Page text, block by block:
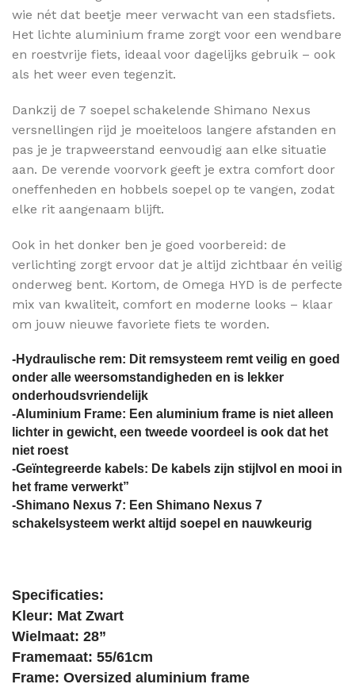
wie nét dat beetje meer verwacht van een stadsfiets.
Het lichte aluminium frame zorgt voor een wendbare
en roestvrije fiets, ideaal voor dagelijks gebruik – ook
als het weer even tegenzit.
Dankzij de 7 soepel schakelende Shimano Nexus
versnellingen rijd je moeiteloos langere afstanden en
pas je je trapweerstand eenvoudig aan elke situatie
aan. De verende voorvork geeft je extra comfort door
oneffenheden en hobbels soepel op te vangen, zodat
elke rit aangenaam blijft.
Ook in het donker ben je goed voorbereid: de
verlichting zorgt ervoor dat je altijd zichtbaar én veilig
onderweg bent. Kortom, de Omega HYD is de perfecte
mix van kwaliteit, comfort en moderne looks – klaar
om jouw nieuwe favoriete fiets te worden.
-Hydraulische rem: Dit remsysteem remt veilig en goed
onder alle weersomstandigheden en is lekker
onderhoudsvriendelijk
-Aluminium Frame: Een aluminium frame is niet alleen
lichter in gewicht, een tweede voordeel is ook dat het
niet roest
-Geïntegreerde kabels: De kabels zijn stijlvol en mooi in
het frame verwerkt”
-Shimano Nexus 7: Een Shimano Nexus 7
schakelsysteem werkt altijd soepel en nauwkeurig
Specificaties:
Kleur: Mat Zwart
Wielmaat: 28”
Framemaat: 55/61cm
Frame: Oversized aluminium frame